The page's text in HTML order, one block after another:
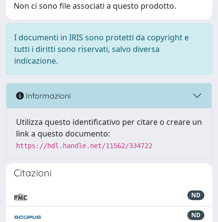
Non ci sono file associati a questo prodotto.
I documenti in IRIS sono protetti da copyright e
tutti i diritti sono riservati, salvo diversa
indicazione.
Informazioni
Utilizza questo identificativo per citare o creare un
link a questo documento:
https://hdl.handle.net/11562/334722
Citazioni
ND
ND